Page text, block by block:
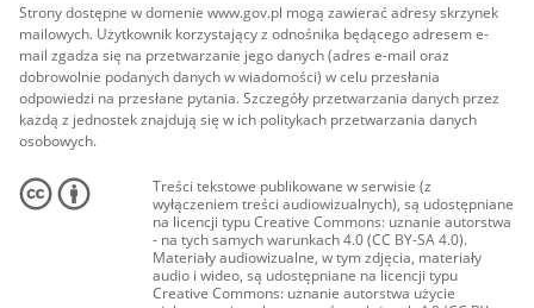
Strony dostępne w domenie www.gov.pl mogą zawierać adresy skrzynek
mailowych. Użytkownik korzystający z odnośnika będącego adresem e-
mail zgadza się na przetwarzanie jego danych (adres e-mail oraz
dobrowolnie podanych danych w wiadomości) w celu przesłania
odpowiedzi na przesłane pytania. Szczegóły przetwarzania danych przez
każdą z jednostek znajdują się w ich politykach przetwarzania danych
osobowych.
Treści tekstowe publikowane w serwisie (z
wyłączeniem treści audiowizualnych), są udostępniane
na licencji typu Creative Commons: uznanie autorstwa
- na tych samych warunkach 4.0 (CC BY-SA 4.0).
Materiały audiowizualne, w tym zdjęcia, materiały
audio i wideo, są udostępniane na licencji typu
Creative Commons: uznanie autorstwa użycie